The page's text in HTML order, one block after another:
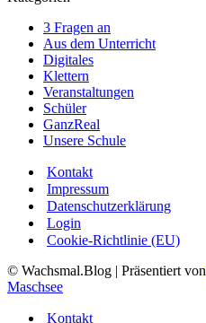
3 Fragen an
Aus dem Unterricht
Digitales
Klettern
Veranstaltungen
Schüler
GanzReal
Unsere Schule
Kontakt
Impressum
Datenschutzerklärung
Login
Cookie-Richtlinie (EU)
© Wachsmal.Blog | Präsentiert von
Maschsee
Kontakt